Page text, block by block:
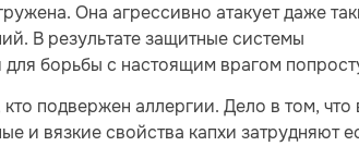
Она агрессивно атакует даже
В результате защитные системы
борьбы с настоящим врагом
подвержен аллергии. Дело в том,
и вязкие свойства капхи затрудняют